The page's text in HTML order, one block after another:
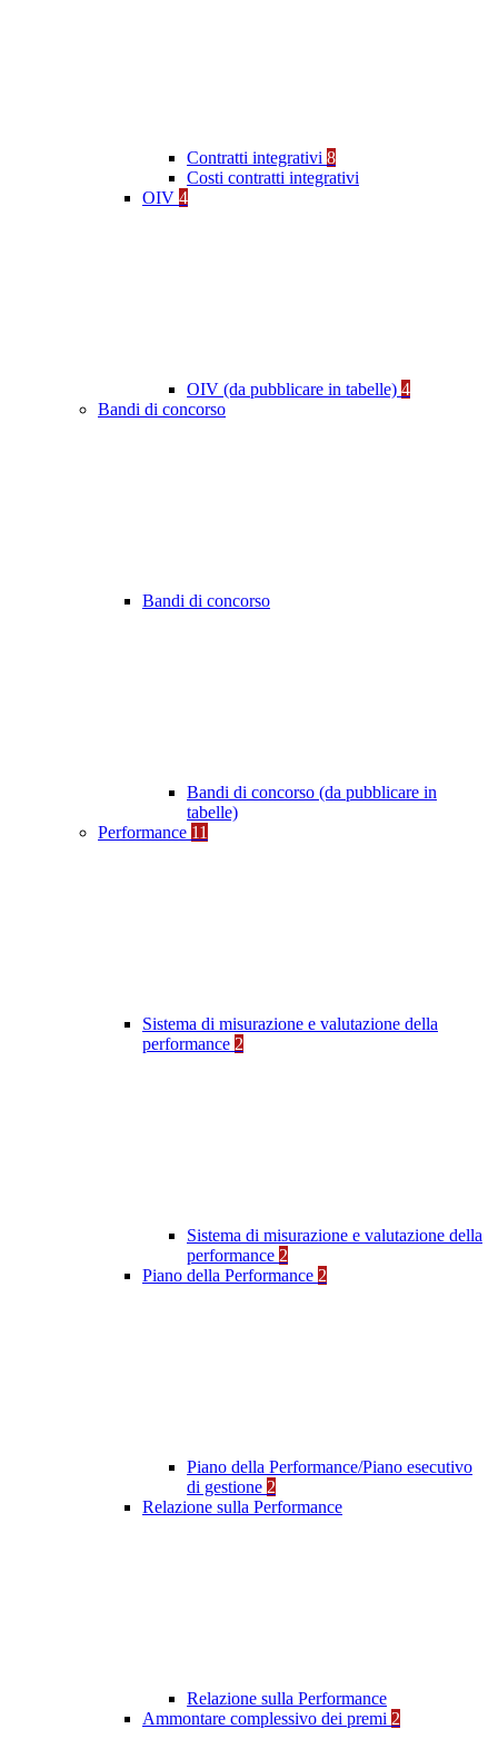
Contratti integrativi 8
Costi contratti integrativi
OIV 4
OIV (da pubblicare in tabelle) 4
Bandi di concorso
Bandi di concorso
Bandi di concorso (da pubblicare in
tabelle)
Performance 11
Sistema di misurazione e valutazione della
performance 2
Sistema di misurazione e valutazione della
performance 2
Piano della Performance 2
Piano della Performance/Piano esecutivo
di gestione 2
Relazione sulla Performance
Relazione sulla Performance
Ammontare complessivo dei premi 2